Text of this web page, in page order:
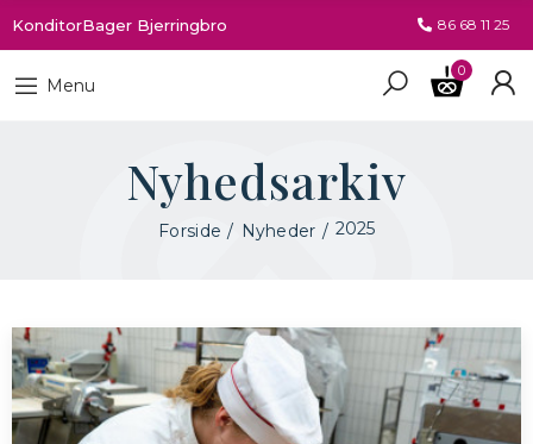
KonditorBager Bjerringbro 86 68 11 25
Menu
0
Nyhedsarkiv
Forside Nyheder 2025